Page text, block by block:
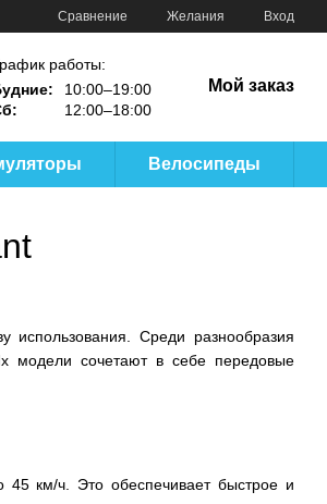
Сравнение Желания Вход
работы:
10:00–19:00
12:00–18:00
Мой заказ
Велосипеды
использования. Среди разнообразия
модели сочетают в себе передовые
45 км/ч. Это обеспечивает быстрое и